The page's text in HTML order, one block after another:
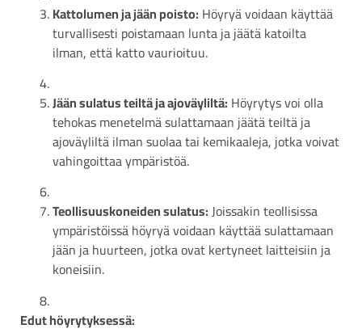
Kattolumen ja jään poisto: Höyryä voidaan käyttää
turvallisesti poistamaan lunta ja jäätä katoilta
ilman, että katto vaurioituu.
Jään sulatus teiltä ja ajoväyliltä: Höyrytys voi olla
tehokas menetelmä sulattamaan jäätä teiltä ja
ajoväyliltä ilman suolaa tai kemikaaleja, jotka voivat
vahingoittaa ympäristöä.
Teollisuuskoneiden sulatus:Joissakin teollisissa
ympäristöissä höyryä voidaan käyttää sulattamaan
jään ja huurteen, jotka ovat kertyneet laitteisiin ja
koneisiin.
Edut höyrytyksessä: